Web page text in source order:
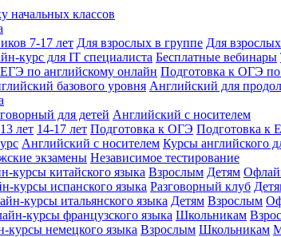
начальных классов
7-17 лет Для взрослых в группе Для
курс для IT специалиста Бесплатные вебинары
по английскому онлайн Подготовка к ОГЭ
базового уровня Английский для
для детей Английский с носителем
лет 14-17 лет Подготовка к ОГЭ Подготовка к
Английский с носителем Курсы английского
экзамены Независимое тестирование
курсы китайского языка Взрослым Детям
курсы испанского языка Разговорный клуб
курсы итальянского языка Детям Взрослым
курсы французского языка Школьникам
курсы немецкого языка Взрослым Школьникам